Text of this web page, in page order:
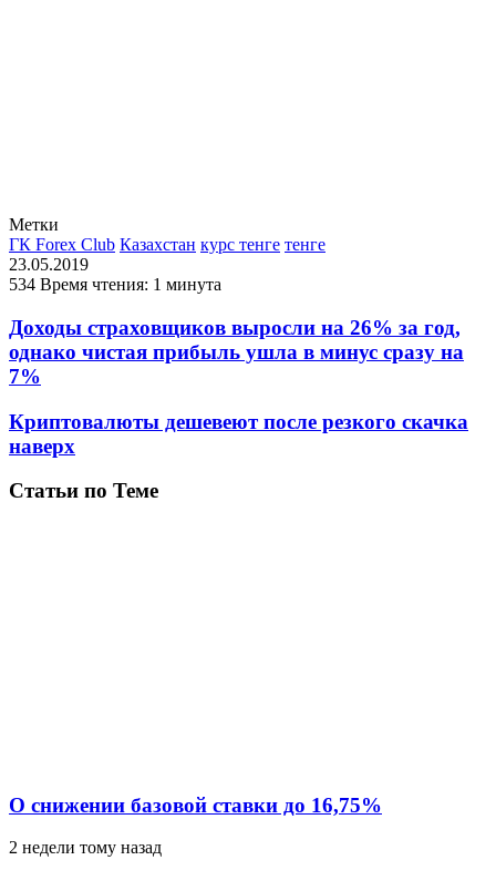
Метки
ГК Forex Club Казахстан курс тенге тенге
23.05.2019
534 Время чтения: 1 минута
Доходы страховщиков выросли на 26% за год,
однако чистая прибыль ушла в минус сразу на
7%
Криптовалюты дешевеют после резкого скачка
наверх
Статьи по Теме
О снижении базовой ставки до 16,75%
2 недели тому назад